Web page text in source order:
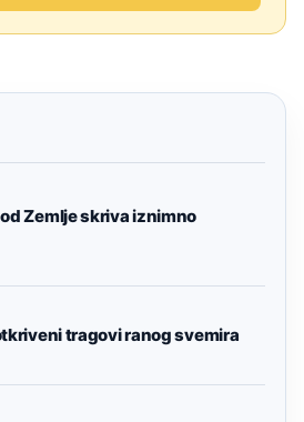
Zemlje skriva iznimno
tragovi ranog svemira